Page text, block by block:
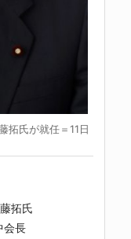
拓氏が就任＝11日
拓氏
会長